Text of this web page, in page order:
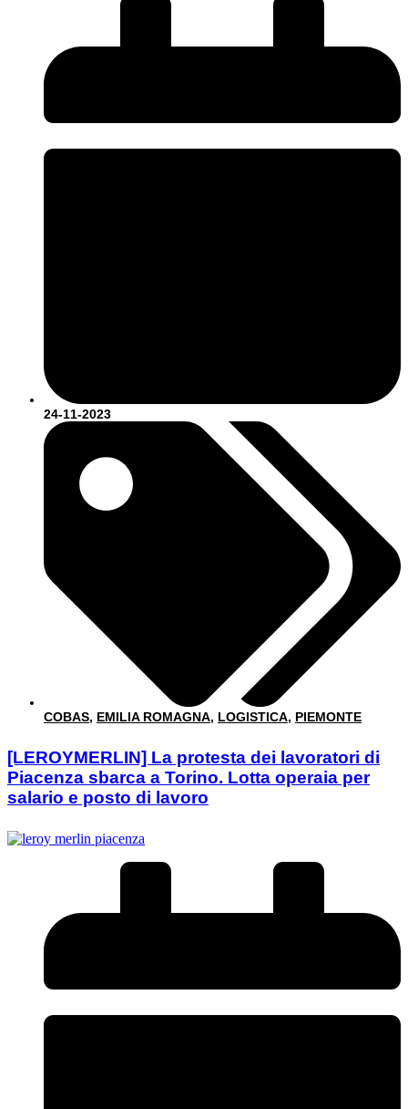
24-11-2023
COBAS, EMILIA ROMAGNA, LOGISTICA, PIEMONTE
[LEROYMERLIN] La protesta dei lavoratori di
Piacenza sbarca a Torino. Lotta operaia per
salario e posto di lavoro